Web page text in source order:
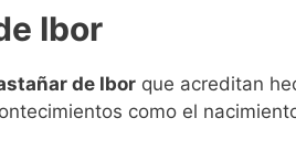
Ibor
de Ibor que acreditan
como el